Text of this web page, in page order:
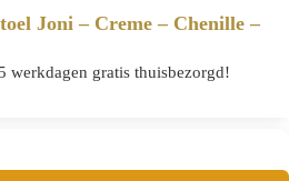
Joni – Creme – Chenille –
werkdagen gratis thuisbezorgd!